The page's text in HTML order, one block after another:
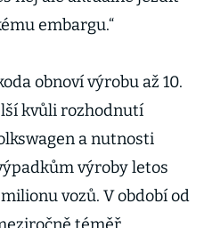
embargu.“
obnoví výrobu až 10.
kvůli rozhodnutí
a nutnosti
výroby letos
vozů. V období od